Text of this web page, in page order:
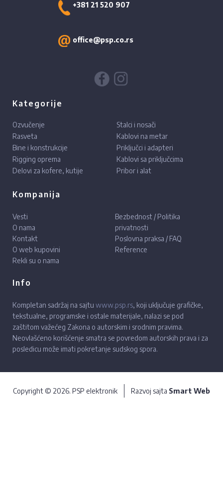
+381 21 520 907
office@psp.co.rs
Kategorije
Ozvučenje
Rasveta
Bine i konstrukcije
Rigging oprema
Delovi za kofere, kutije
Stalci i nosači
Kablovi na metar
Priključci i adapteri
Kablovi sa priključcima
Pribor i alat
Kompanija
Vesti
O nama
Kontakt
O web kupovini
Rekli su o nama
Bezbednost / Politika
privatnosti
Poslovna praksa / FAQ
Reference
Info
Kompletan sadržaj na sajtu www.psp.rs, koji uključuje grafičke,
tekstualne, programske i ostale materijale, nalazi se pod
zaštitom važećeg Zakona o autorskim i srodnim pravima.
Neovlašćeno korišćenje smatra se povredom autorskih prava i za
posledicu može imati pokretanje sudskog spora.
Copyright © 2026. PSP elektronik Razvoj sajta Smart Web